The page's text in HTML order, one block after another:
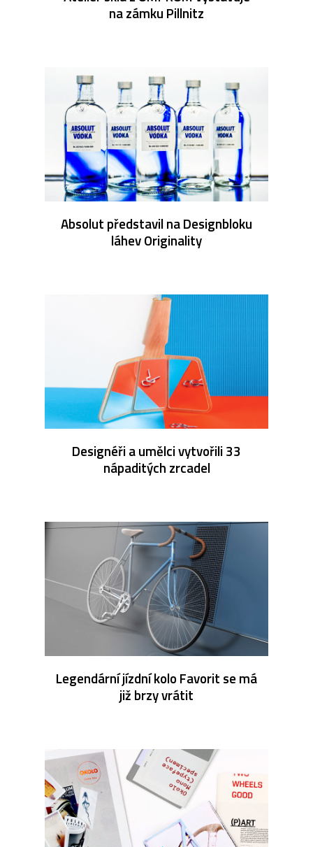
na zámku Pillnitz
Absolut představil na Designbloku
láhev Originality
Designéři a umělci vytvořili 33
nápaditých zrcadel
Legendární jízdní kolo Favorit se má
již brzy vrátit